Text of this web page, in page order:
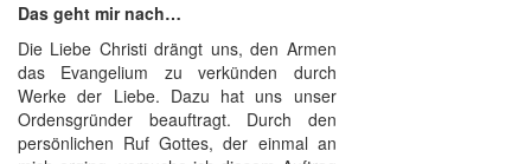
Das geht mir nach…
Die Liebe Christi drängt uns, den Armen
das Evangelium zu verkünden durch
Werke der Liebe. Dazu hat uns unser
Ordensgründer beauftragt. Durch den
persönlichen Ruf Gottes, der einmal an